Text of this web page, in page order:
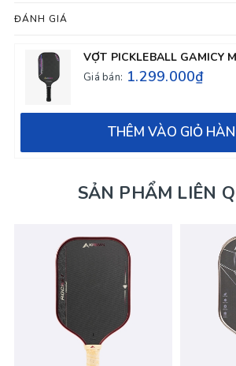
ĐÁNH GIÁ
Giá bán: 1.299.000₫
THÊM VÀO GIỎ
SẢN PHẨM LIÊN